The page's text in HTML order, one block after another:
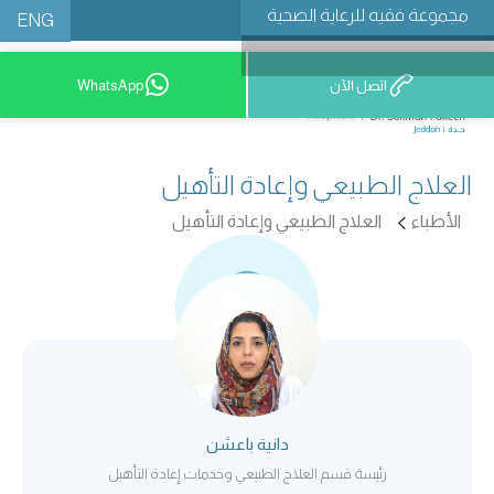
مجموعة فقيه للرعاية الصحية ENG
9200 12777 اتصل الآن WhatsApp
العلاج الطبيعي وإعادة التأهيل
الأطباء العلاج الطبيعي وإعادة التأهيل
دانية باعشن
رئيسة قسم العلاج الطبيعي وخدمات إعادة التأهيل